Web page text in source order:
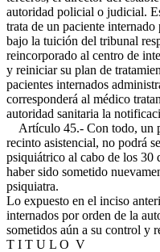
autoridad policial o judicial.
trata de un paciente
bajo la tuición del tribunal
reincorporado al centro de
y reiniciar su plan de
pacientes internados
corresponderá al médico
autoridad sanitaria la
Artículo 45.- Con todo, un
recinto asistencial, no podrá
psiquiátrico al cabo de los 30
haber sido sometido
psiquiatra.
Lo expuesto en el inciso
internados por orden de la
sometidos aún a su control y
T I T U L O V